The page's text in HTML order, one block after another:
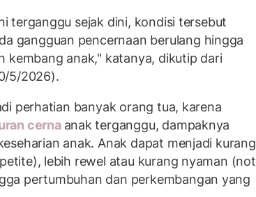
terganggu sejak dini, kondisi tersebut
gangguan pencernaan berulang hingga
kembang anak," katanya, dikutip dari
5/2026).
perhatian banyak orang tua, karena
cerna anak terganggu, dampaknya
anak. Anak dapat menjadi kurang
lebih rewel atau kurang nyaman (not
pertumbuhan dan perkembangan yang